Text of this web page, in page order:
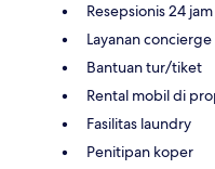
Resepsionis 24 jam
Layanan concierge
Bantuan tur/tiket
Rental mobil di
Fasilitas laundry
Penitipan koper